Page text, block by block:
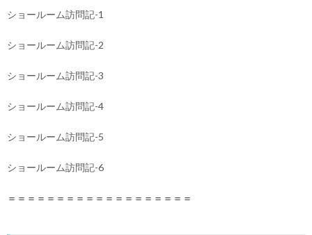
ショールーム訪問記-1
ショールーム訪問記-2
ショールーム訪問記-3
ショールーム訪問記-4
ショールーム訪問記-5
ショールーム訪問記-6
＝＝＝＝＝＝＝＝＝＝＝＝＝＝＝＝＝＝＝